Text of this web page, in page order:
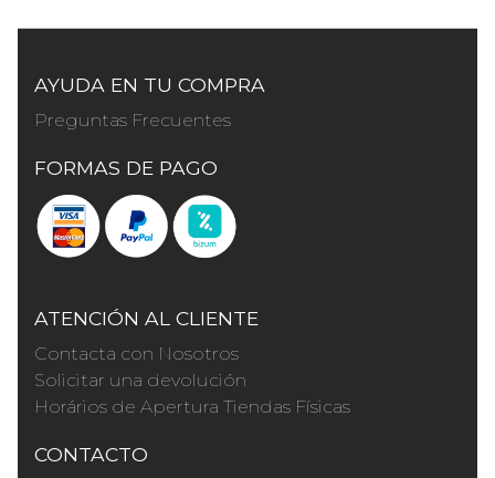
AYUDA EN TU COMPRA
Preguntas Frecuentes
FORMAS DE PAGO
ATENCIÓN AL CLIENTE
Contacta con Nosotros
Solicitar una devolución
Horários de Apertura Tiendas Físicas
CONTACTO